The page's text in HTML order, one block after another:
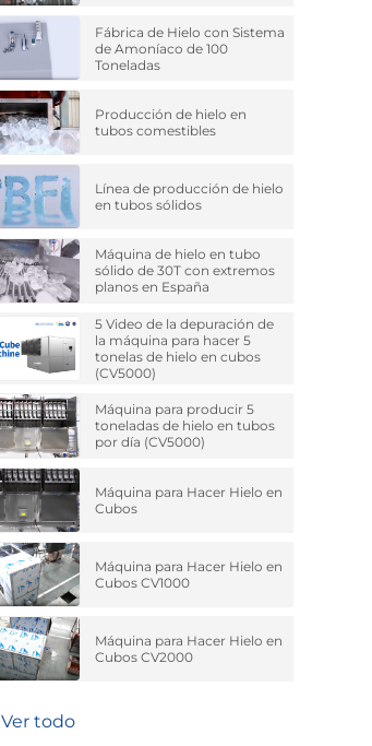
Fábrica de Hielo con Sistema
de Amoníaco de 100
Toneladas
Producción de hielo en
tubos comestibles
Línea de producción de hielo
en tubos sólidos
Máquina de hielo en tubo
sólido de 30T con extremos
planos en España
5 Video de la depuración de
la máquina para hacer 5
tonelas de hielo en cubos
(CV5000)
Máquina para producir 5
toneladas de hielo en tubos
por día (CV5000)
Máquina para Hacer Hielo en
Cubos
Máquina para Hacer Hielo en
Cubos CV1000
Máquina para Hacer Hielo en
Cubos CV2000
Ver todo